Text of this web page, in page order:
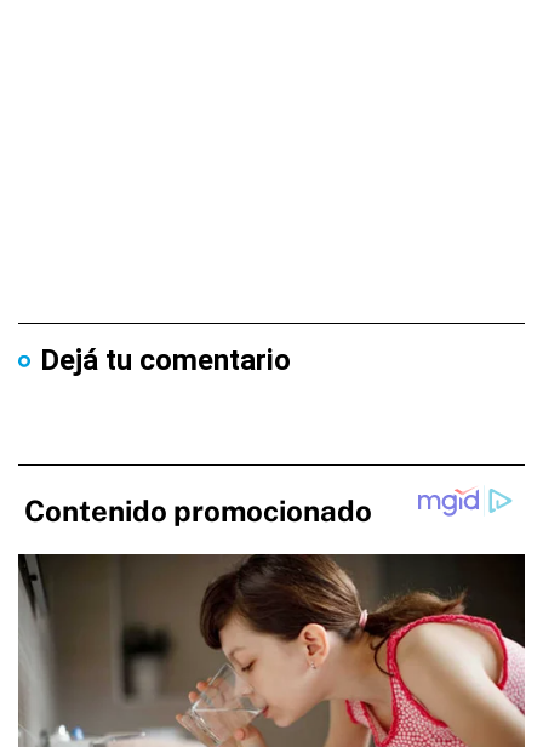
Dejá tu comentario